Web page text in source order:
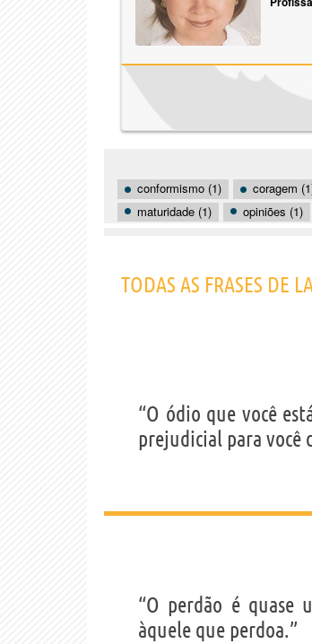
conformismo (1) coragem
maturidade (1)
opiniões (1)
TODAS AS FRASES DE
“O ódio que você
prejudicial para você
“O perdão é quase
àquele que perdoa.”